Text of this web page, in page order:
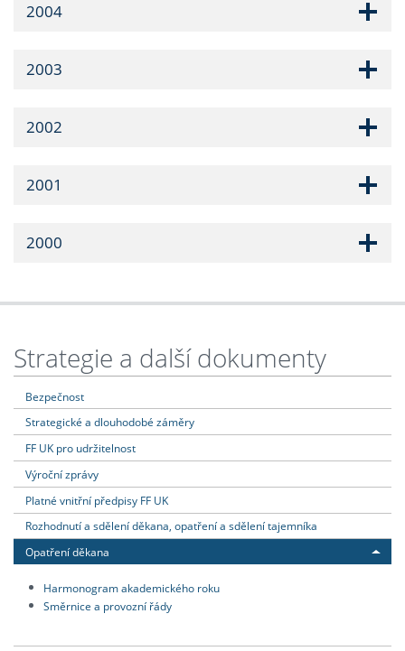
2004
2003
2002
2001
2000
Strategie a další dokumenty
Bezpečnost
Strategické a dlouhodobé záměry
FF UK pro udržitelnost
Výroční zprávy
Platné vnitřní předpisy FF UK
Rozhodnutí a sdělení děkana, opatření a sdělení tajemníka
Opatření děkana
Harmonogram akademického roku
Směrnice a provozní řády